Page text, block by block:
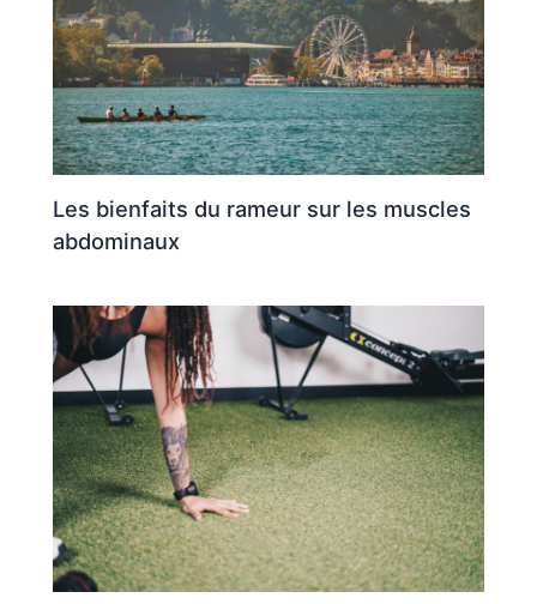
Les bienfaits du rameur sur les muscles
abdominaux